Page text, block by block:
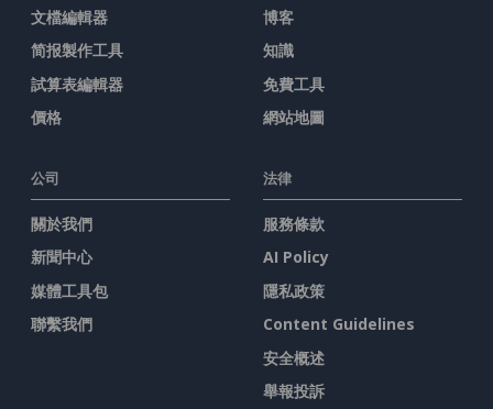
文檔編輯器
简报製作工具
試算表編輯器
價格
博客
知識
免費工具
網站地圖
公司
關於我們
新聞中心
媒體工具包
聯繫我們
法律
服務條款
AI Policy
隱私政策
Content Guidelines
安全概述
舉報投訴